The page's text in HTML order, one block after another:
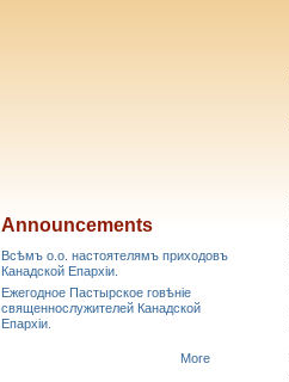
Announcements
Всѣмъ о.о. настоятелямъ приходовъ
Канадской Епархiи.
Ежегодное Пастырское говѣніе
священнослужителей Канадской
Епархіи.
More